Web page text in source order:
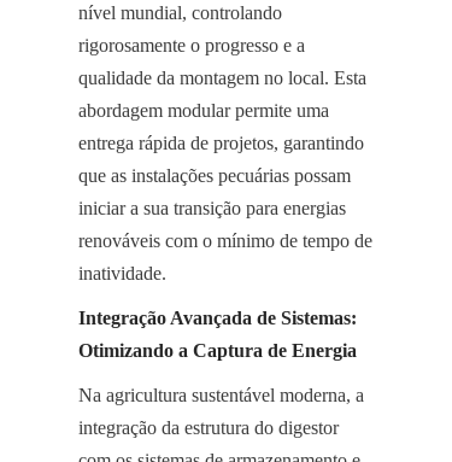
nível mundial, controlando
rigorosamente o progresso e a
qualidade da montagem no local. Esta
abordagem modular permite uma
entrega rápida de projetos, garantindo
que as instalações pecuárias possam
iniciar a sua transição para energias
renováveis com o mínimo de tempo de
inatividade.
Integração Avançada de Sistemas:
Otimizando a Captura de Energia
Na agricultura sustentável moderna, a
integração da estrutura do digestor